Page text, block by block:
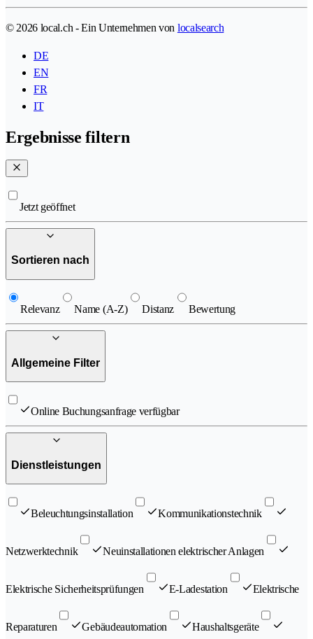
© 2026 local.ch - Ein Unternehmen von localsearch
DE
EN
FR
IT
Ergebnisse filtern
Jetzt geöffnet
Sortieren nach
Relevanz Name (A-Z) Distanz Bewertung
Allgemeine Filter
Online Buchungsanfrage verfügbar
Dienstleistungen
Beleuchtungsinstallation Kommunikationstechnik
Netzwerktechnik Neuinstallationen elektrischer Anlagen
Elektrische Sicherheitsprüfungen E-Ladestation Elektrische
Reparaturen Gebäudeautomation Haushaltsgeräte